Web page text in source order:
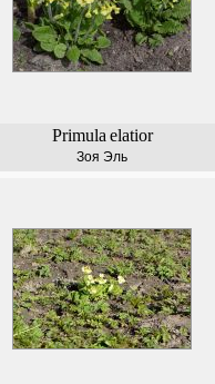
Primula elatior
Зоя Эль